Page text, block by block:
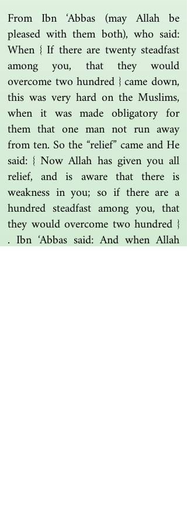
From Ibn ‘Abbas (may Allah be
pleased with them both), who said:
When { If there are twenty steadfast
among you, that they would
overcome two hundred } came down,
this was very hard on the Muslims,
when it was made obligatory for
them that one man not run away
from ten. So the “relief” came and He
said: { Now Allah has given you all
relief, and is aware that there is
weakness in you; so if there are a
hundred steadfast among you, that
they would overcome two hundred }
. Ibn ‘Abbas said: And when Allah